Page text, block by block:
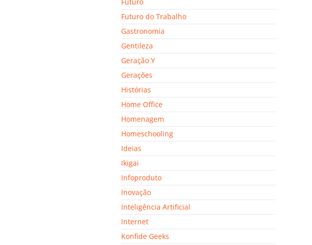
Futuro do Trabalho
Gastronomia
Gentileza
Geração Y
Gerações
Histórias
Home Office
Homenagem
Homeschooling
Ideias
Ikigai
Infoproduto
Inovação
Inteligência Artificial
Internet
Konfide Geeks